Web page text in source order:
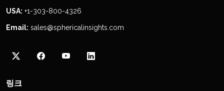
USA: +1-303-800-4326
Email: sales@sphericalinsights.com
링크